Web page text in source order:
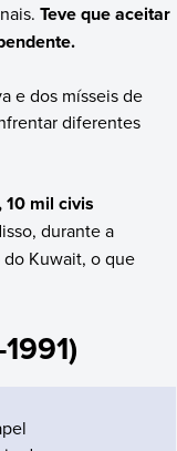
Teve que aceitar
e dos mísseis de
diferentes
mil civis
durante a
Kuwait, o que